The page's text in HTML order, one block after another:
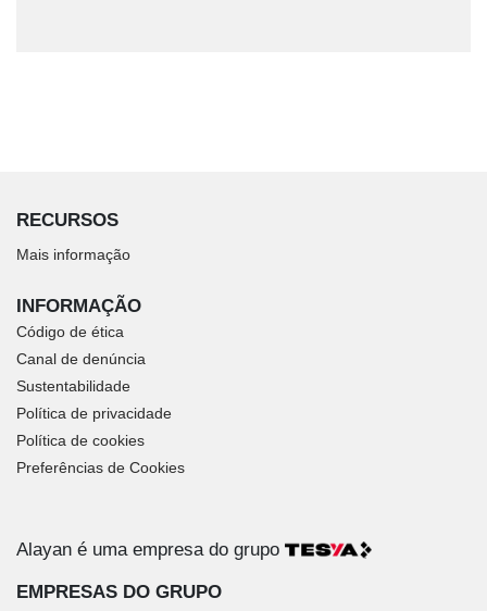
RECURSOS
Mais informação
INFORMAÇÃO
Código de ética
Canal de denúncia
Sustentabilidade
Política de privacidade
Política de cookies
Preferências de Cookies
Alayan é uma empresa do grupo
EMPRESAS DO GRUPO